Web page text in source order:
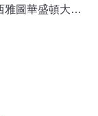
雅圖華盛頓大學
子弟，像我這
（China
或打麻將，也許
會長是個小小